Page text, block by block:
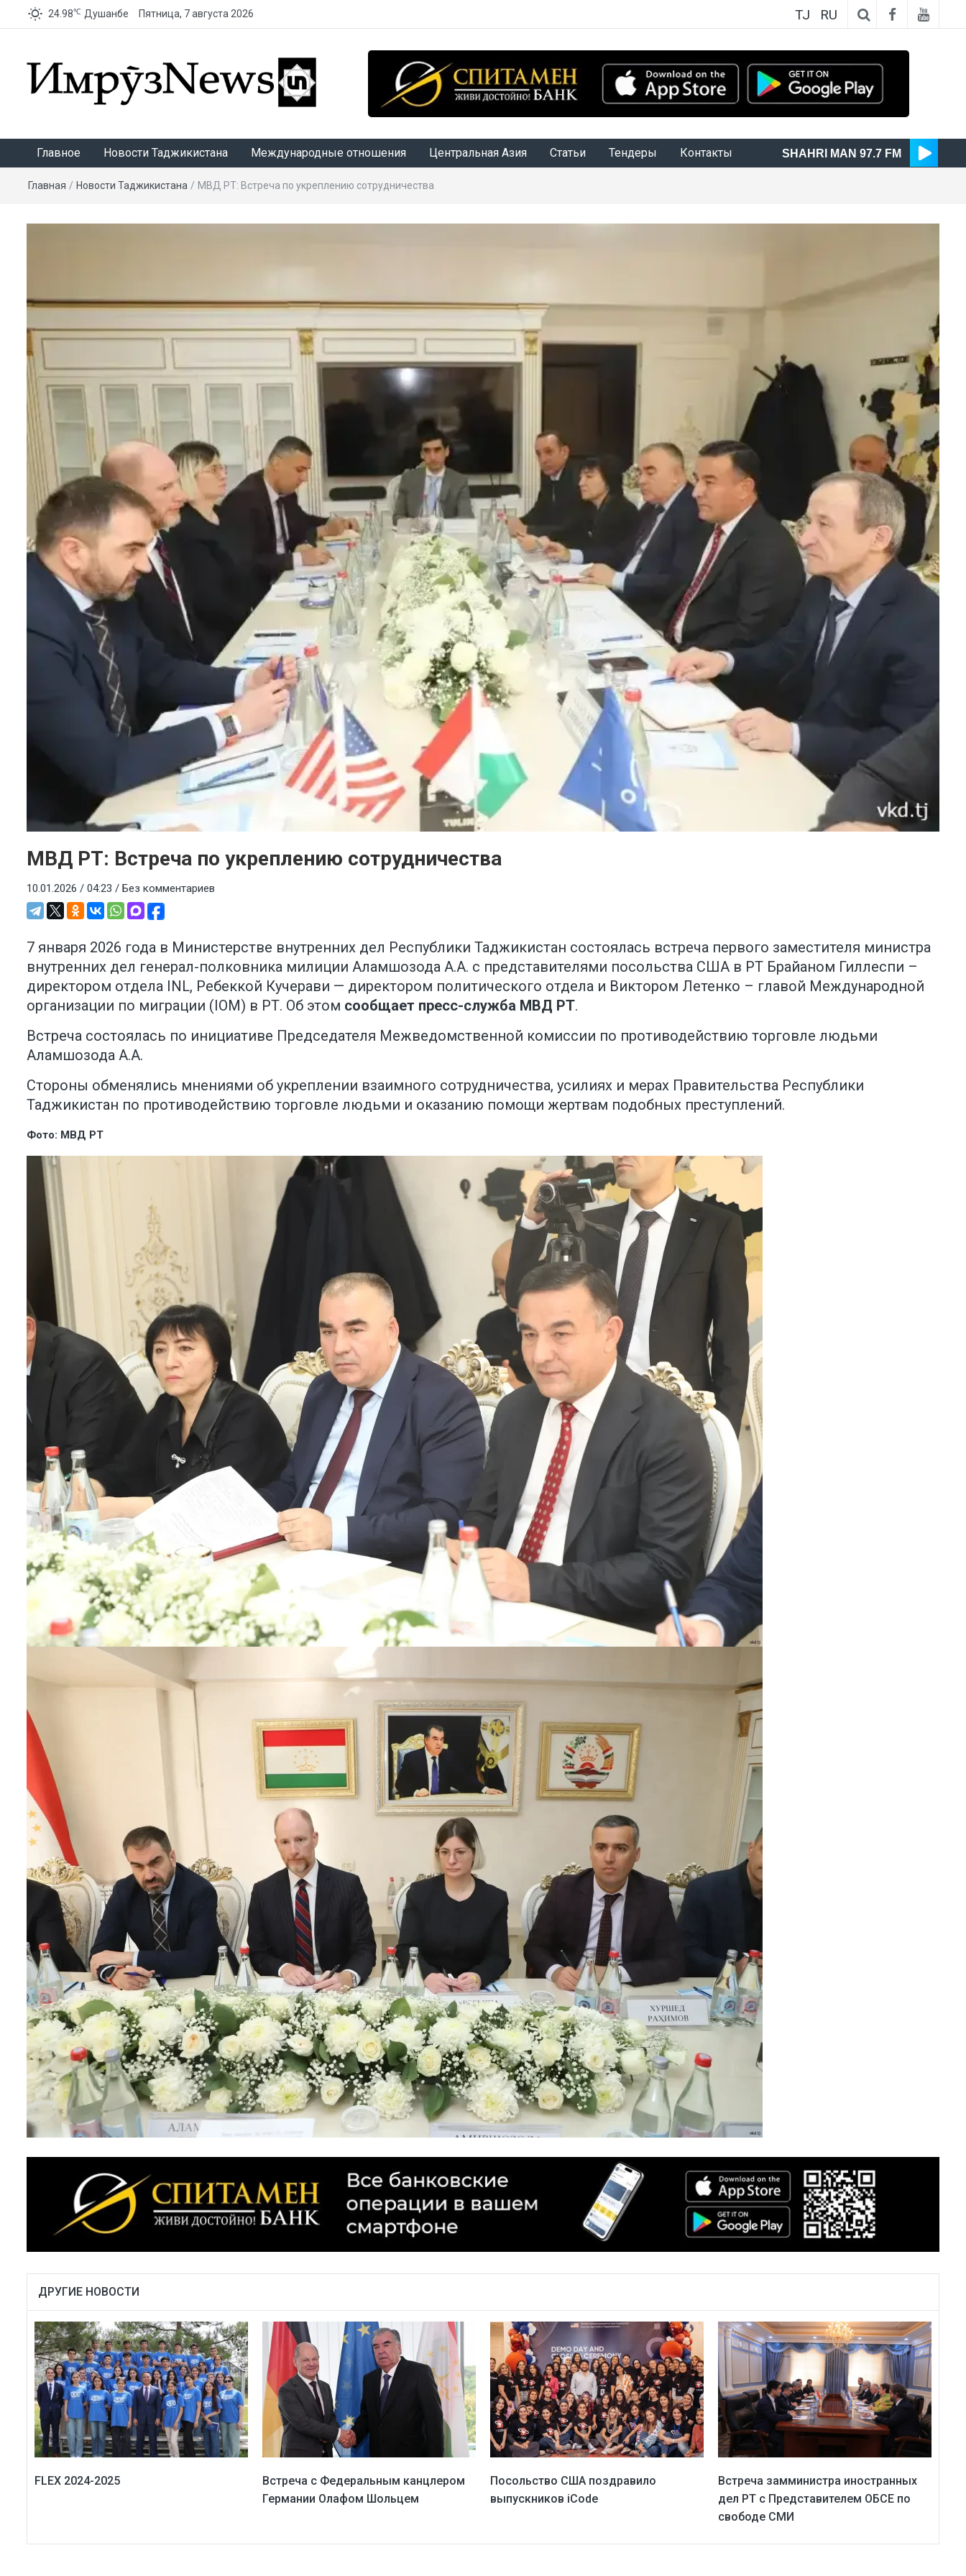
24.98℃ Душанбе Пятница, 7 августа 2026 TJ RU
Главное Новости Таджикистана Международные отношения Центральная Азия Статьи Тендеры Контакты SHAHRI MAN 97.7 FM
Главная / Новости Таджикистана / МВД РТ: Встреча по укреплению сотрудничества
МВД РТ: Встреча по укреплению сотрудничества
10.01.2026 / 04:23 / Без комментариев
7 января 2026 года в Министерстве внутренних дел Республики Таджикистан состоялась встреча первого заместителя министра
внутренних дел генерал-полковника милиции Аламшозода А.А. с представителями посольства США в РТ Брайаном Гиллеспи –
директором отдела INL, Ребеккой Кучерави — директором политического отдела и Виктором Летенко – главой Международной
организации по миграции (IOM) в РТ. Об этом сообщает пресс-служба МВД РТ.
Встреча состоялась по инициативе Председателя Межведомственной комиссии по противодействию торговле людьми
Аламшозода А.А.
Стороны обменялись мнениями об укреплении взаимного сотрудничества, усилиях и мерах Правительства Республики
Таджикистан по противодействию торговле людьми и оказанию помощи жертвам подобных преступлений.
Фото: МВД РТ
ДРУГИЕ НОВОСТИ
FLEX 2024-2025
Встреча с Федеральным канцлером
Германии Олафом Шольцем
Посольство США поздравило
выпускников iCode
Встреча замминистра иностранных
дел РТ с Представителем ОБСЕ по
свободе СМИ